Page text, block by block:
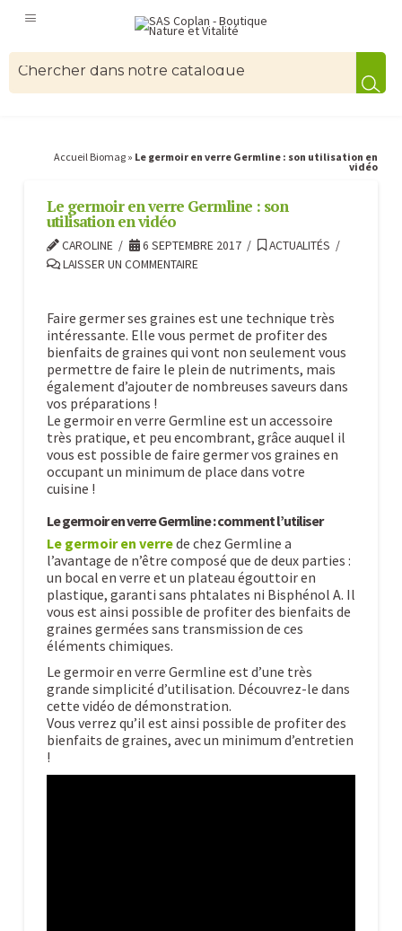
Accueil Biomag » Le germoir en verre Germline : son utilisation en
vidéo
Le germoir en verre Germline : son
utilisation en vidéo
CAROLINE 6 SEPTEMBRE 2017
ACTUALITÉS
LAISSER UN COMMENTAIRE
Faire germer ses graines est une technique très
intéressante. Elle vous permet de profiter des
bienfaits de graines qui vont non seulement vous
permettre de faire le plein de nutriments, mais
également d’ajouter de nombreuses saveurs dans
vos préparations !
Le germoir en verre Germline est un accessoire
très pratique, et peu encombrant, grâce auquel il
vous est possible de faire germer vos graines en
occupant un minimum de place dans votre
cuisine !
Le germoir en verre Germline : comment l’utiliser
Le germoir en verrede chez Germline a
l’avantage de n’être composé que de deux parties :
un bocal en verre et un plateau égouttoir en
plastique, garanti sans phtalates ni Bisphénol A. Il
vous est ainsi possible de profiter des bienfaits de
graines germées sans transmission de ces
éléments chimiques.
Le germoir en verre Germline est d’une très
grande simplicité d’utilisation. Découvrez-le dans
cette vidéo de démonstration.
Vous verrez qu’il est ainsi possible de profiter des
bienfaits de graines, avec un minimum d’entretien
!